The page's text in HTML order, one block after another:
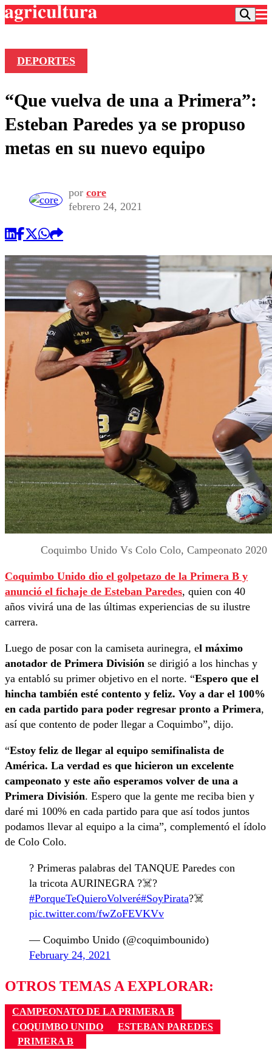
Frecuencias
Agricultura TV
Deportes
Colo Colo
Seleccion Chilena
Universidad de Chile
Entretención
Economía
Sustentabilidad
Publicaciones en medios
Opinión
DEPORTES
“Que vuelva de una a Primera”:
Esteban Paredes ya se propuso
metas en su nuevo equipo
por core
febrero 24, 2021
Coquimbo Unido Vs Colo Colo, Campeonato 2020
Coquimbo Unido dio el golpetazo de la Primera B y
anunció el fichaje de Esteban Paredes, quien con 40
años vivirá una de las últimas experiencias de su ilustre
carrera.
Luego de posar con la camiseta aurinegra, el máximo
anotador de Primera División se dirigió a los hinchas y
ya entabló su primer objetivo en el norte. “Espero que el
hincha también esté contento y feliz. Voy a dar el 100%
en cada partido para poder regresar pronto a Primera,
así que contento de poder llegar a Coquimbo”, dijo.
“Estoy feliz de llegar al equipo semifinalista de
América. La verdad es que hicieron un excelente
campeonato y este año esperamos volver de una a
Primera División. Espero que la gente me reciba bien y
daré mi 100% en cada partido para que así todos juntos
podamos llevar al equipo a la cima”, complementó el ídolo
de Colo Colo.
?️ Primeras palabras del TANQUE Paredes con
la tricota AURINEGRA ?☠️?
#PorqueTeQuieroVolveré#SoyPirata?‍☠️
pic.twitter.com/fwZoFEVKVv
— Coquimbo Unido (@coquimbounido)
February 24, 2021
OTROS TEMAS A EXPLORAR:
CAMPEONATO DE LA PRIMERA B
COQUIMBO UNIDO
ESTEBAN PAREDES
PRIMERA B